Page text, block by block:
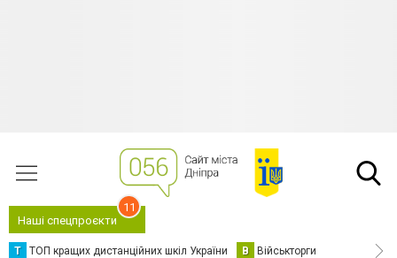
Наші спецпроєкти
11
Т ТОП кращих дистанційних шкіл України В Військторги